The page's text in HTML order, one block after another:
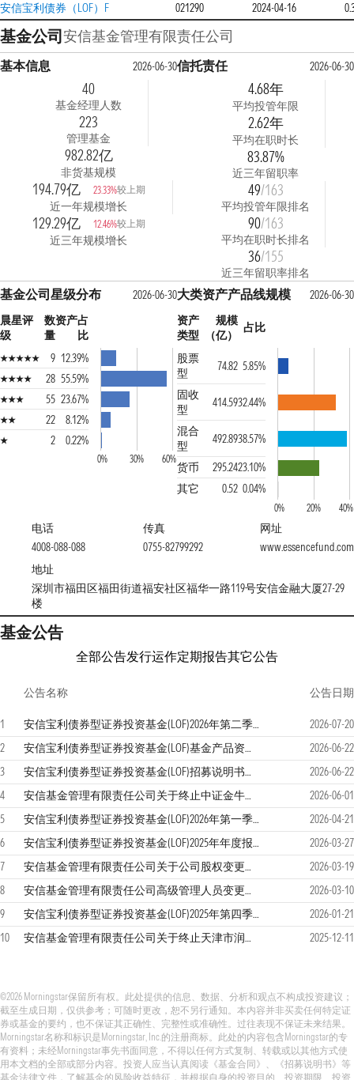
安信宝利债券（LOF）F
021290 2024-04-16
基金公司安信基金管理有限责任公司
基本信息 2026-06-30
40
基金经理人数
223
管理基金
982.82亿
非货基规模
194.79亿 23.33%较上期
近一年规模增长
129.29亿 12.46%较上期
近三年规模增长
信托责任 2026-06-30
4.68年
平均投管年限
2.62年
平均在职时长
83.87%
近三年留职率
49/163
平均投管年限排名
90/163
平均在职时长排名
36/155
近三年留职率排名
基金公司星级分布
2026-06-30
晨星评
级
数
量
资产占
比
9 12.39%
28 55.59%
55 23.67%
22
8.12%
2
0.22%
0% 30% 60%
大类资产产品线规模
2026-06-30
资产
类型
规模
（亿）
占比
股票
型
74.82 5.85%
固收
型
414.5932.44%
混合
型
492.8938.57%
货币
295.2423.10%
其它
0.52 0.04%
0% 20% 40%
电话
4008-088-088
传真
0755-82799292
网址
www.essencefund.com
地址
深圳市福田区福田街道福安社区福华一路119号安信金融大厦27-29
楼
基金公告
全部公告发行运作定期报告其它公告
公告名称 公告日期
1 安信宝利债券型证券投资基金(LOF)2026年第二季度报告
2026-07-20
2
安信宝利债券型证券投资基金(LOF)基金产品资料概要更新
2026-06-22
3
安信宝利债券型证券投资基金(LOF)招募说明书更新
2026-06-22
4
安信基金管理有限责任公司关于终止中证金牛（北京）基金销售有限公司办理本公司旗下基金相关销售业务的公告
2026-06-01
5
安信宝利债券型证券投资基金(LOF)2026年第一季度报告
2026-04-21
6
安信宝利债券型证券投资基金(LOF)2025年年度报告
2026-03-27
7
安信基金管理有限责任公司关于公司股权变更的公告
2026-03-19
8
安信基金管理有限责任公司高级管理人员变更公告
2026-03-10
9
安信宝利债券型证券投资基金(LOF)2025年第四季度报告
2026-01-21
10
安信基金管理有限责任公司关于终止天津市润泽基金销售有限公司办理本公司旗下基金销售业务的公告 2025-12-11
©2026 Morningstar保留所有权。此处提供的信息、数据、分析和观点不构成投资建议；
截至生成日期，仅供参考；可随时更改，恕不另行通知。本内容并非买卖任何特定证
券或基金的要约，也不保证其正确性、完整性或准确性。过往表现不保证未来结果。
Morningstar名称和标识是Morningstar, Inc.的注册商标。此处的内容包含Morningstar的专
有资料；未经Morningstar事先书面同意，不得以任何方式复制、转载或以其他方式使
用本文档的全部或部分内容。投资人应当认真阅读《基金合同》、《招募说明书》等
基金法律文件，了解基金的风险收益特征，并根据自身的投资目的、投资期限、投资